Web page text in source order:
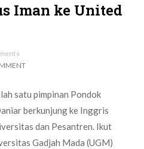
Iman ke United
satu pimpinan Pondok
berkunjung ke Inggris
dan Pesantren. Ikut
Gadjah Mada (UGM)